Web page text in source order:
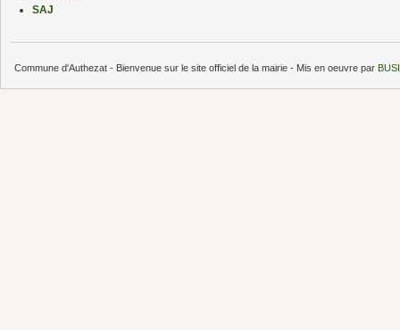
SAJ
Commune d'Authezat - Bienvenue sur le site officiel de la mairie - Mis en oeuvre par